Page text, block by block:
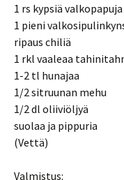
1 rs kypsiä valkopapuja
1 pieni
ripaus chiliä
1 rkl vaaleaa
1-2 tl hunajaa
1/2 sitruunan mehu
1/2 dl oliiviöljyä
suolaa ja pippuria
(Vettä)
Valmistus: